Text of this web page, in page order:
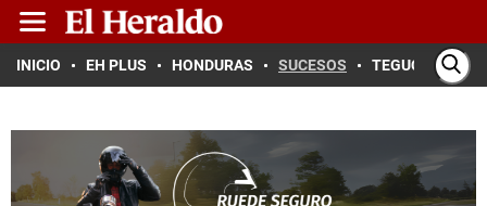
INICIO EH PLUS HONDURAS SUCESOS TEGUCIGALPA